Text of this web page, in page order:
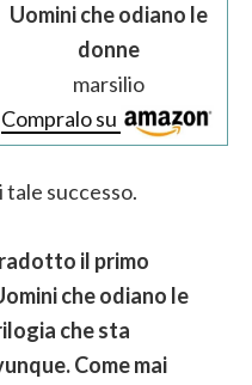
Uomini che odiano le
donne
marsilio
Compralo su
successo.
il primo
che odiano le
che sta
Come mai